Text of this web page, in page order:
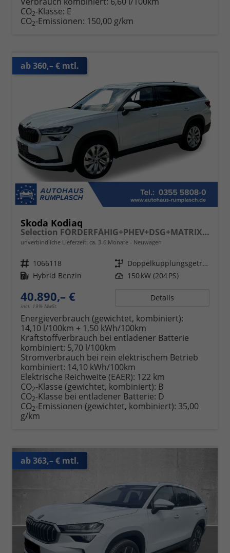
CO2-Klasse: E
CO2-Emissionen: 150,00 g/km
ab 360,– € mtl.
Skoda Kodiaq
Selection FÖRDERFÄHIG+PHEV+DSG+MATRIX+ACC+eHK+SHZ+KAMERA+17" ALU
unverbindliche Lieferzeit: ca. 3-6 Monate Neuwagen
Fahrzeugnr. 1066118 Getriebe
Doppelkupplungsgetriebe (DSG)
Kraftstoff Hybrid Benzin Leistung 150 kW (204 PS)
40.890,– €
incl. 19% MwSt.
Details
Energieverbrauch (gewichtet, kombiniert):
14,10 l/100km + 1,50 kWh/100km
Kraftstoffverbrauch bei entladener Batterie
kombiniert: 5,70 l/100km
Stromverbrauch bei rein elektrischem Betrieb
kombiniert: 14,10 kWh/100km
Elektrische Reichweite (EAER): 122 km
CO2-Klasse (gewichtet, kombiniert): B
CO2-Klasse bei entladener Batterie: D
CO2-Emissionen (gewichtet, kombiniert): 35,00
g/km
ab 363,– € mtl.